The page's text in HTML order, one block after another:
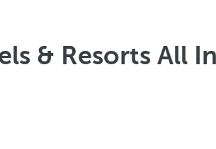
& Resorts All